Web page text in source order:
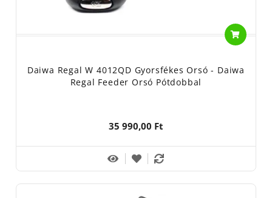
Daiwa Regal W 4012QD Gyorsfékes Orsó - Daiwa
Regal Feeder Orsó Pótdobbal
35 990,00 Ft